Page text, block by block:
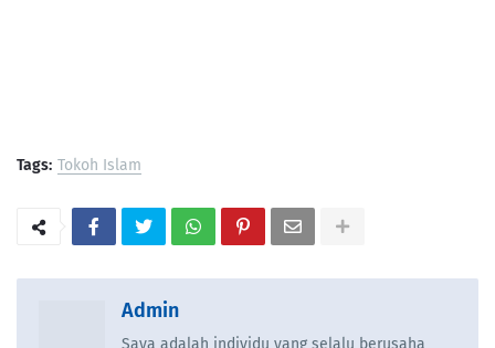
Tags: Tokoh Islam
Admin